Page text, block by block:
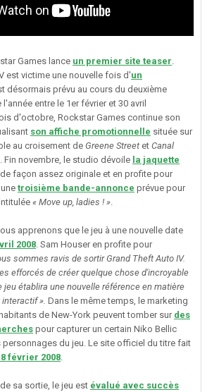
Games lance un premier site teaser.
est victime une nouvelle fois d'un
désormais prévu au cours du deuxième
entre le 1er février et 30 avril
d'octobre, Rockstar Games continue son
son affiche promotionnelle située sur
au croisement de Greene Street et Canal
Fin novembre, le studio dévoile la jaquette
de façon assez originale et en profite pour
troisième bande-annonce prévue pour
« Move up, ladies ! ».
apprenons que le jeu à une nouvelle date
2008. Sam Houser en profite pour
sommes ravis de sortir Grand Theft Auto IV.
efforcés de créer quelque chose d'incroyable
jeu établira une nouvelle référence en matière
». Dans le même temps, le marketing
de New-York peuvent tomber sur des
pour capturer un certain Niko Bellic
personnages du jeu. Le site officiel du titre fait
8 février 2008.
sa sortie, le jeu est évalué avec succès